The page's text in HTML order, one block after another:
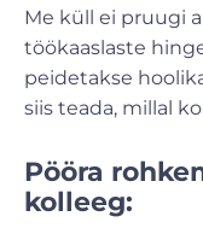
Me küll ei pruugi
töökaaslaste
peidetakse
siis teada, millal
Pööra
kolleeg: